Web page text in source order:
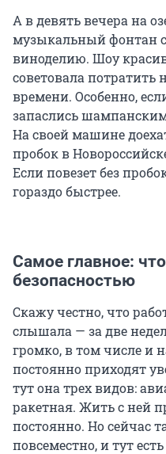
А в девять вечера на
музыкальный фонтан
виноделию. Шоу
советовала потратить
времени. Особенно,
запаслись
На своей машине
пробок в
Если повезет без
гораздо быстрее.
Самое главное:
безопасностью
Скажу честно, что
слышала — за две
громко, в том числе и
постоянно приходят
тут она трех видов:
ракетная. Жить с ней
постоянно. Но сейчас
повсеместно, и тут